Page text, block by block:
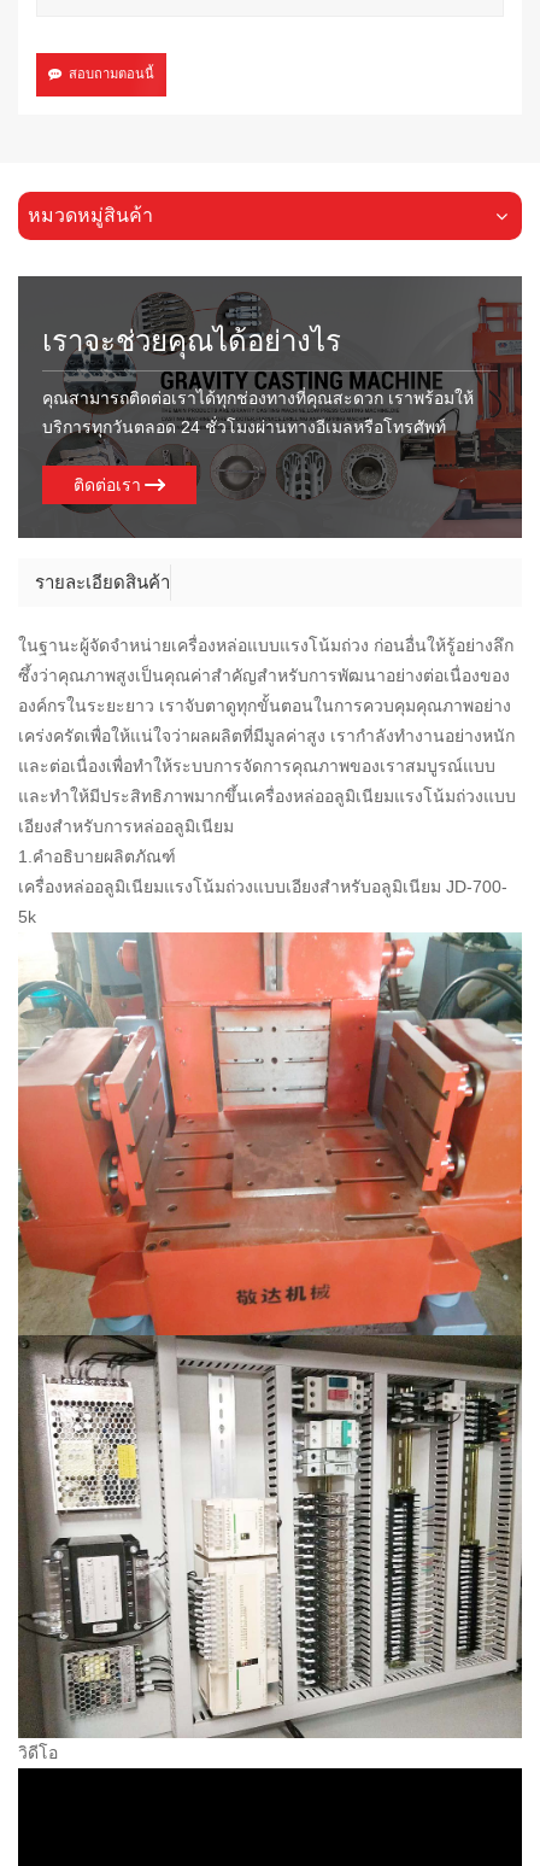
สอบถามตอนนี้
หมวดหมู่สินค้า
เราจะช่วยคุณได้อย่างไร
คุณสามารถติดต่อเราได้ทุกช่องทางที่คุณสะดวก เราพร้อมให้
บริการทุกวันตลอด 24 ชั่วโมงผ่านทางอีเมลหรือโทรศัพท์
ติดต่อเรา
รายละเอียดสินค้า
ในฐานะผู้จัดจำหน่ายเครื่องหล่อแบบแรงโน้มถ่วง ก่อนอื่นให้รู้อย่างลึก
ซึ้งว่าคุณภาพสูงเป็นคุณค่าสำคัญสำหรับการพัฒนาอย่างต่อเนื่องของ
องค์กรในระยะยาว เราจับตาดูทุกขั้นตอนในการควบคุมคุณภาพอย่าง
เคร่งครัดเพื่อให้แน่ใจว่าผลผลิตที่มีมูลค่าสูง เรากำลังทำงานอย่างหนัก
และต่อเนื่องเพื่อทำให้ระบบการจัดการคุณภาพของเราสมบูรณ์แบบ
และทำให้มีประสิทธิภาพมากขึ้นเครื่องหล่ออลูมิเนียมแรงโน้มถ่วงแบบ
เอียงสำหรับการหล่ออลูมิเนียม
1.คำอธิบายผลิตภัณฑ์
เครื่องหล่ออลูมิเนียมแรงโน้มถ่วงแบบเอียงสำหรับอลูมิเนียม JD-700-
5k
วิดีโอ